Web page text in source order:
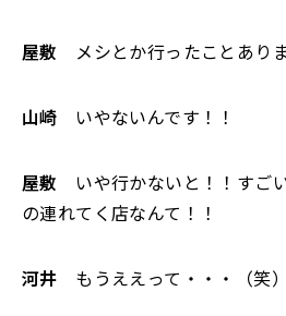
屋敷 メシとか行ったことあり
山崎 いやないんです！！
屋敷 いや行かないと！！すご
の連れてく店なんて！！
河井 もうええって・・・（笑）